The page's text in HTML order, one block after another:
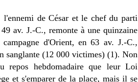
de César et le chef du parti
av. J.-C., remonte à une quinzaine
d'Orient, en 63 av. J.-C.,
sanglante (12 000 victimes) (1). Non
repos hebdomadaire que leur Loi
et s'emparer de la place, mais il se